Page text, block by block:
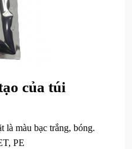
của túi
là màu bạc trắng, bóng.
PE